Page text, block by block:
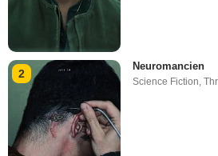
2
Neuromancien
Science Fiction ,